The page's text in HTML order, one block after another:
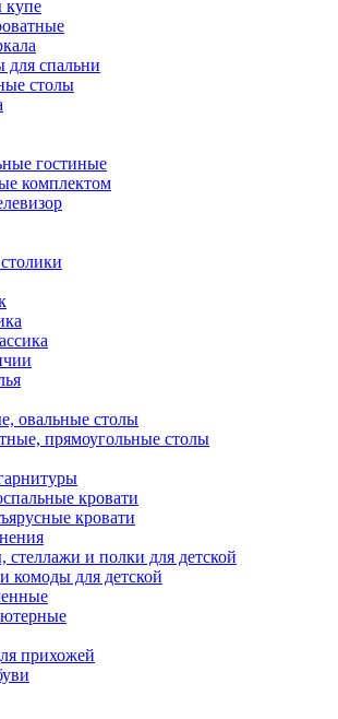
для спальни
столы
гостиные
комплектом
овальные столы
прямоугольные столы
кровати
кровати
и полки для детской
комоды для детской
прихожей